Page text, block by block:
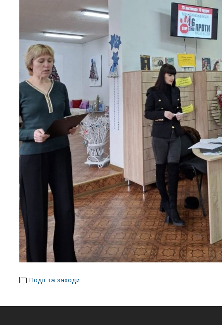
Події та заходи